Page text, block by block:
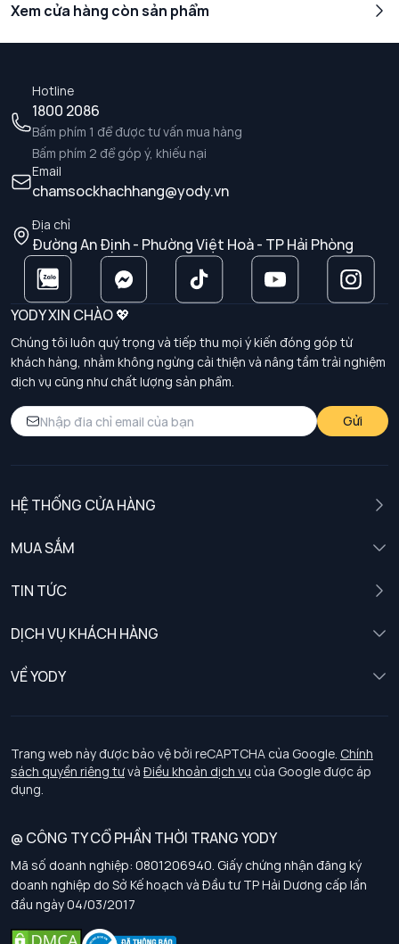
Xem cửa hàng còn sản phẩm
Hotline
1800 2086
Bấm phím 1 để được tư vấn mua hàng
Bấm phím 2 để góp ý, khiếu nại
Email
chamsockhachhang@yody.vn
Địa chỉ
Đường An Định - Phường Việt Hoà - TP Hải Phòng
YODY XIN CHÀO 💖
Chúng tôi luôn quý trọng và tiếp thu mọi ý kiến đóng góp từ
khách hàng, nhằm không ngừng cải thiện và nâng tầm trải nghiệm
dịch vụ cũng như chất lượng sản phẩm.
Gửi
HỆ THỐNG CỬA HÀNG
MUA SẮM
TIN TỨC
DỊCH VỤ KHÁCH HÀNG
Chính sách khách hàng thân thiết
Chính sách bảo vệ dữ liệu cá nhân
Chính sách thanh toán, giao nhận
Chính sách chất lượng và an toàn sức khoẻ nghề nghiệp
Chính sách đơn đồng phục
Hướng dẫn chọn kích thước
VỀ YODY
Tuyển dụng
Trang web này được bảo vệ bởi reCAPTCHA của Google. Chính
sách quyền riêng tưvà Điều khoản dịch vụ của Google được áp
dụng.
@ CÔNG TY CỔ PHẦN THỜI TRANG YODY
Mã số doanh nghiệp: 0801206940. Giấy chứng nhận đăng ký
doanh nghiệp do Sở Kế hoạch và Đầu tư TP Hải Dương cấp lần
đầu ngày 04/03/2017